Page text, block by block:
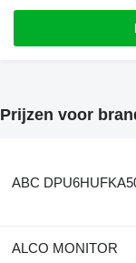
Prijzen voor
ABC
ALCO MONITOR